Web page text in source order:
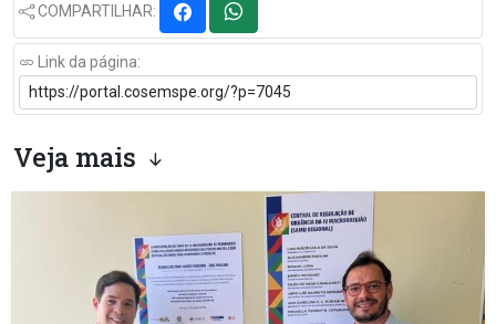
COMPARTILHAR:
Link da página:
Veja mais